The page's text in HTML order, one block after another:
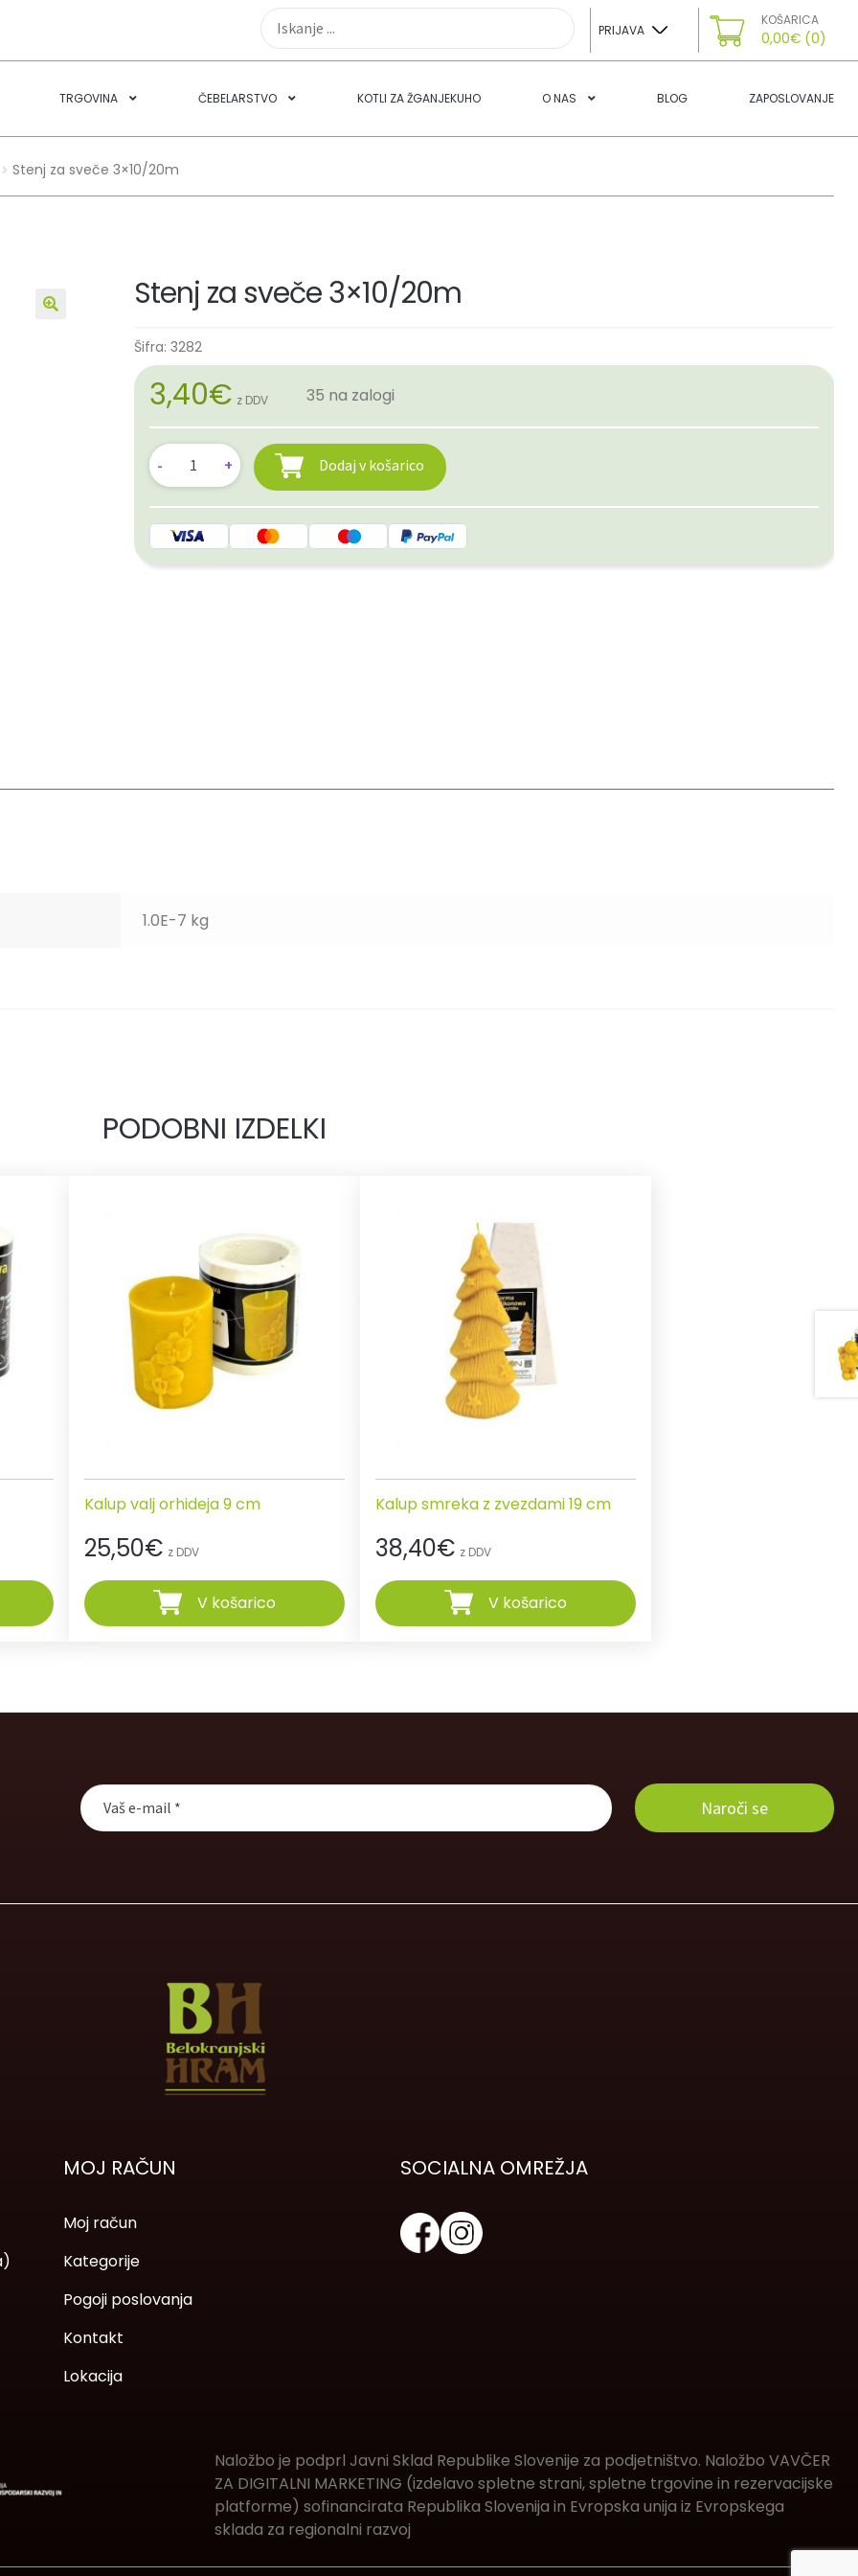
PRIJAVA
KOŠARICA
0,00€ (0)
TRGOVINA ČEBELARSTVO KOTLI ZA ŽGANJEKUHO O NAS BLOG ZAPOSLOVANJE
Stenj za sveče 3×10/20m
Stenj za sveče 3×10/20m
Šifra: 3282
3,40€ z DDV 35 na zalogi
Dodaj v košarico
1.0E-7 kg
PODOBNI IZDELKI
Kalup valj orhideja 9 cm
25,50€ z DDV
V košarico
Kalup smreka z zvezdami 19 cm
38,40€ z DDV
V košarico
MOJ RAČUN
Moj račun
Kategorije
Pogoji poslovanja
Kontakt
Lokacija
SOCIALNA OMREŽJA
Naložbo je podprl Javni Sklad Republike Slovenije za podjetništvo. Naložbo VAVČER
ZA DIGITALNI MARKETING (izdelavo spletne strani, spletne trgovine in rezervacijske
platforme) sofinancirata Republika Slovenija in Evropska unija iz Evropskega
sklada za regionalni razvoj